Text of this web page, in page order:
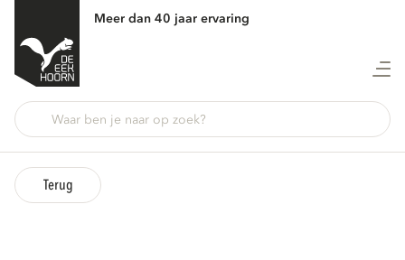
Meer dan 40 jaar ervaring
Terug